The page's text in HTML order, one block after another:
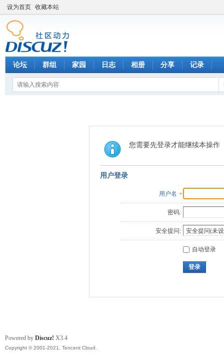
设为首页 收藏本站
论坛 群组 家园 日志 相册 分享 记录
您需要先登录才能继续本操作
用户登录
用户名
密码:
安全提问:
自动登录
登录
Powered by Discuz! X3.4
Copyright © 2001-2021, Tencent Cloud.